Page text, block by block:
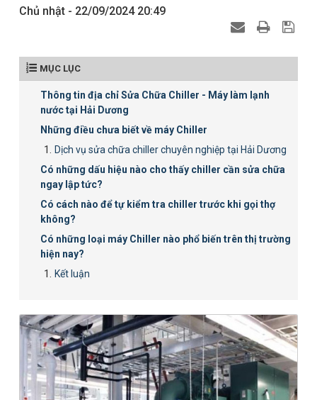
Chủ nhật - 22/09/2024 20:49
MỤC LỤC
Thông tin địa chỉ Sửa Chữa Chiller - Máy làm lạnh
nước tại Hải Dương
Những điều chưa biết về máy Chiller
Dịch vụ sửa chữa chiller chuyên nghiệp tại Hải Dương
Có những dấu hiệu nào cho thấy chiller cần sửa chữa
ngay lập tức?
Có cách nào để tự kiểm tra chiller trước khi gọi thợ
không?
Có những loại máy Chiller nào phổ biến trên thị trường
hiện nay?
Kết luận